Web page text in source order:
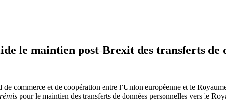
le maintien post-Brexit des transferts de
commerce et de coopération entre l’Union européenne et le
pour le maintien des transferts de données personnelles vers le